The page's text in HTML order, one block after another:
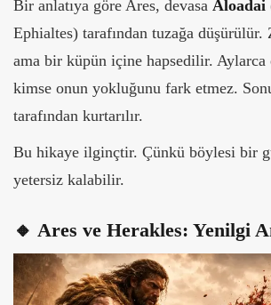
Bir anlatıya göre Ares, devasa Aloadai
Ephialtes) tarafından tuzağa
ama bir küpün içine hapsedilir. Aylarca
kimse onun yokluğunu fark etmez.
tarafından kurtarılır.
Bu hikaye ilginçtir. Çünkü böylesi bir
yetersiz kalabilir.
🔸 Ares ve Herakles: Yenilgi